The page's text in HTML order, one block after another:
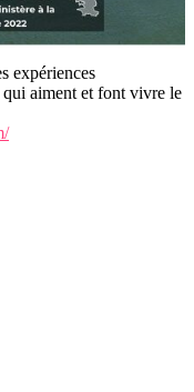
expériences
aiment et font vivre le